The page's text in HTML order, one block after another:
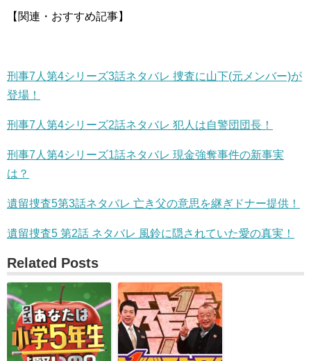
【関連・おすすめ記事】
刑事7人第4シリーズ3話ネタバレ 捜査に山下(元メンバー)が
登場！
刑事7人第4シリーズ2話ネタバレ 犯人は自警団団長！
刑事7人第4シリーズ1話ネタバレ 現金強奪事件の新事実
は？
遺留捜査5第3話ネタバレ 亡き父の意思を継ぎドナー提供！
遺留捜査5 第2話 ネタバレ 風鈴に隠されていた愛の真実！
Related Posts